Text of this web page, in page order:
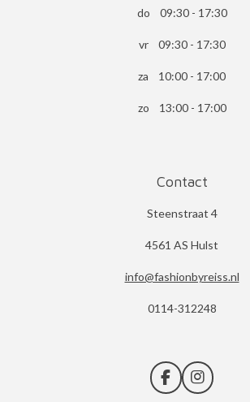
do 09:30 - 17:30
vr 09:30 - 17:30
za 10:00 - 17:00
zo 13:00 - 17:00
Contact
Steenstraat 4
4561 AS Hulst
info@fashionbyreiss.nl
0114-312248
F
a
I
n